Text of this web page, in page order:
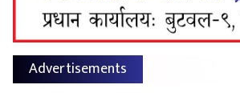
Advertisements